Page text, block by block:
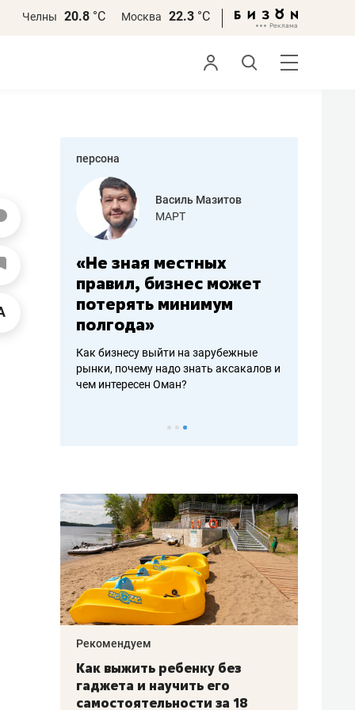
Челны 20.8 °С Москва 22.3 °С
персона
работа
Василь Мазитов
МАРТ
«Не зная местных
правил, бизнес может
потерять минимум
полгода»
Как бизнесу выйти на зарубежные
рынки, почему надо знать аксакалов и
чем интересен Оман?
Рекомендуем
Как выжить ребенку без
гаджета и научить его
самостоятельности за 18